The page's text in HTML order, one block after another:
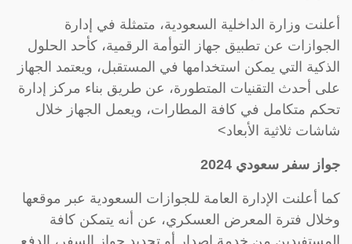
أعلنت وزارة الداخلية السعودية، متمثلة في إدارة
الجوازات عن تطبيق جهاز التوأمة الرقمية، كأحد الحلول
الذكية التي يمكن استخدامها في المستقبل، ويعتمد الجهاز
على أحدث التقنيات المتطورة، عن طريق بناء مركز إدارة
تحكم متكامل في كافة المطارات، ويعمل الجهاز خلال
شاشات ثلاثية الأبعاد>
جواز سفر سعودي 2024
كما أعلنت الإدارة العامة للجوازات السعودية عبر موقعها
وخلال فترة المعرض العسكري، عن أنه يتمكن كافة
المستفيدين من خدمة إصدار أو تجديد جواز السفر، الدفع